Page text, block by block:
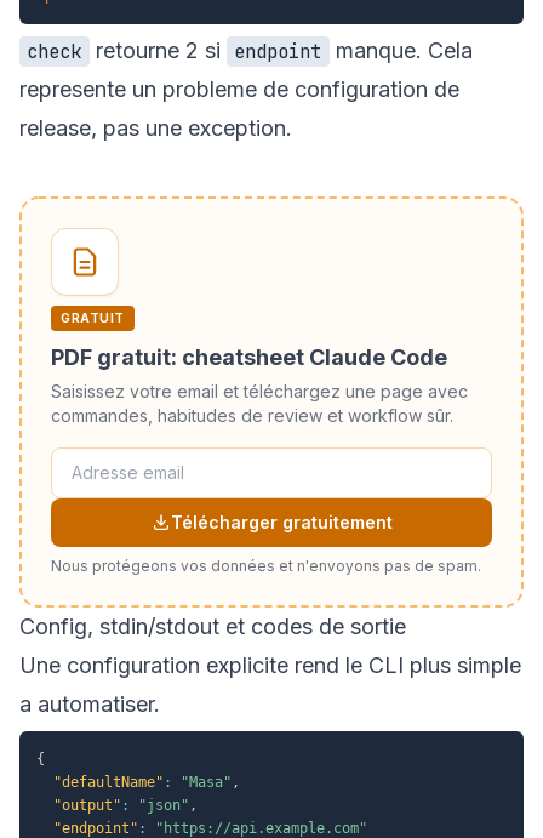
check retourne 2 si endpoint
manque. Cela
represente un probleme de configuration de
release, pas une exception.
GRATUIT
PDF gratuit: cheatsheet Claude Code
Saisissez votre email et téléchargez une page avec
commandes, habitudes de review et workflow sûr.
Télécharger gratuitement
Nous protégeons vos données et n'envoyons pas de spam.
Config, stdin/stdout et codes de sortie
Une configuration explicite rend le CLI plus simple
a automatiser.
{
"defaultName" : "Masa" ,
"output" : "json" ,
"endpoint" :
"https://api.example.com"